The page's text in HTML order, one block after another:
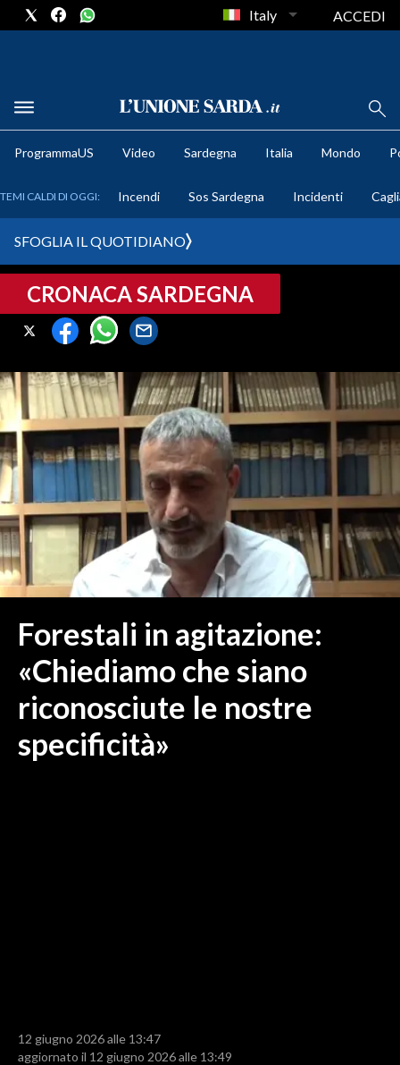
METEO
CRONACA SARDEGNA
CAGLIARI
SULCIS IGLESIENTE
MEDIO CAMPIDANO
ORISTANO E PROVINCIA
SASSARI E PROVINCIA
NUORO E PROVINCIA
OGLIASTRA
AGENDA
ITALIA
MONDO
POLITICA
ECONOMIA
BASKET
Italy ACCEDI
ProgrammaUS Video Sardegna Italia Mondo
TEMI CALDI DI OGGI: Incendi Sos Sardegna Incidenti
SFOGLIA IL QUOTIDIANO
CRONACA SARDEGNA
Forestali in agitazione:
«Chiediamo che siano
riconosciute le nostre
specificità»
12 giugno 2026 alle 13:47
aggiornato il 12 giugno 2026 alle 13:49